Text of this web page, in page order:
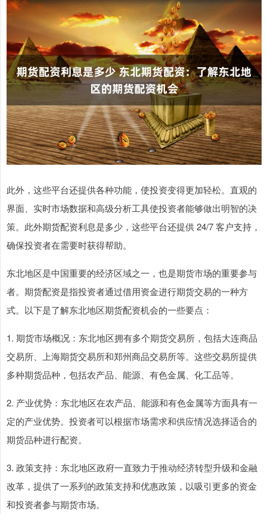
此外，这些平台还提供各种功能，使投资变得更加轻松。直观的
界面、实时市场数据和高级分析工具使投资者能够做出明智的决
策。此外期货配资利息是多少，这些平台还提供 24/7 客户支持，
确保投资者在需要时获得帮助。
东北地区是中国重要的经济区域之一，也是期货市场的重要参与
者。期货配资是指投资者通过借用资金进行期货交易的一种方
式。以下是了解东北地区期货配资机会的一些要点：
1. 期货市场概况：东北地区拥有多个期货交易所，包括大连商品
交易所、上海期货交易所和郑州商品交易所等。这些交易所提供
多种期货品种，包括农产品、能源、有色金属、化工品等。
2. 产业优势：东北地区在农产品、能源和有色金属等方面具有一
定的产业优势。投资者可以根据市场需求和供应情况选择适合的
期货品种进行配资。
3. 政策支持：东北地区政府一直致力于推动经济转型升级和金融
改革，提供了一系列的政策支持和优惠政策，以吸引更多的资金
和投资者参与期货市场。